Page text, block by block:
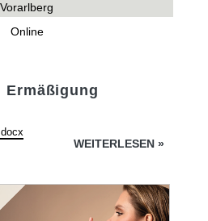
Vorarlberg
Online
Ermäßigung
WEITERLESEN »